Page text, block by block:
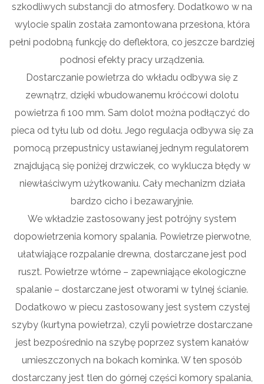
szkodliwych substancji do atmosfery. Dodatkowo w na
wylocie spalin została zamontowana przesłona, która
pełni podobną funkcję do deflektora, co jeszcze bardziej
podnosi efekty pracy urządzenia.
Dostarczanie powietrza do wkładu odbywa się z
zewnątrz, dzięki wbudowanemu króćcowi dolotu
powietrza fi 100 mm. Sam dolot można podłączyć do
pieca od tyłu lub od dołu. Jego regulacja odbywa się za
pomocą przepustnicy ustawianej jednym regulatorem
znajdującą się poniżej drzwiczek, co wyklucza błędy w
niewłaściwym użytkowaniu. Cały mechanizm działa
bardzo cicho i bezawaryjnie.
We wkładzie zastosowany jest potrójny system
dopowietrzenia komory spalania. Powietrze pierwotne,
ułatwiające rozpalanie drewna, dostarczane jest pod
ruszt. Powietrze wtórne – zapewniające ekologiczne
spalanie – dostarczane jest otworami w tylnej ścianie.
Dodatkowo w piecu zastosowany jest system czystej
szyby (kurtyna powietrza), czyli powietrze dostarczane
jest bezpośrednio na szybę poprzez system kanałów
umieszczonych na bokach kominka. W ten sposób
dostarczany jest tlen do górnej części komory spalania,